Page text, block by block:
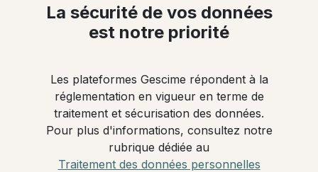
La sécurité de vos données
est notre priorité
Les plateformes Gescime répondent à la
réglementation en vigueur en terme de
traitement et sécurisation des données.
Pour plus d'informations, consultez notre
rubrique dédiée au
Traitement des données personnelles